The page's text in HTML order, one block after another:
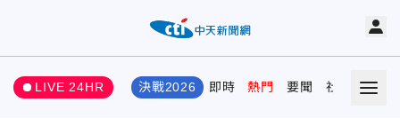
LIVE 24HR 決戰2026 即時 熱門 要聞 社會 娛樂